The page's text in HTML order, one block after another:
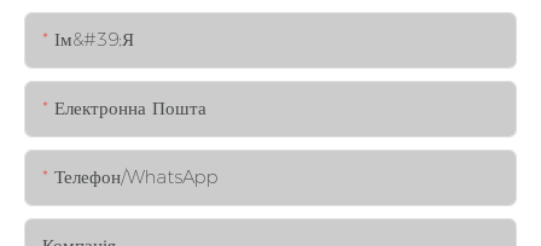
Ім&#39;я
Електронна Пошта
Телефон/WhatsApp